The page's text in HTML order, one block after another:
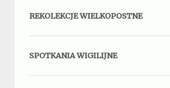
REKOLEKCJE WIELKOPOSTNE
SPOTKANIA WIGILIJNE